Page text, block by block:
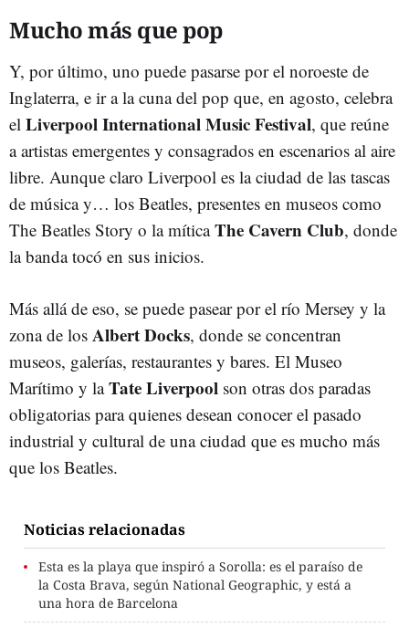
Mucho más que pop
Y, por último, uno puede pasarse por el noroeste de
Inglaterra, e ir a la cuna del pop que, en agosto, celebra
el Liverpool International Music Festival, que reúne
a artistas emergentes y consagrados en escenarios al aire
libre. Aunque claro Liverpool es la ciudad de las tascas
de música y… los Beatles, presentes en museos como
The Beatles Story o la míticaThe Cavern Club, donde
la banda tocó en sus inicios.
Más allá de eso, se puede pasear por el río Mersey y la
zona de los Albert Docks, donde se concentran
museos, galerías, restaurantes y bares. El Museo
Marítimo y laTate Liverpool son otras dos paradas
obligatorias para quienes desean conocer el pasado
industrial y cultural de una ciudad que es mucho más
que los Beatles.
Noticias relacionadas
Esta es la playa que inspiró a Sorolla: es el paraíso de
la Costa Brava, según National Geographic, y está a
una hora de Barcelona